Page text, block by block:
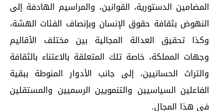
المضامين الدستورية، القوانين، والمراسيم الهادفة إلى
النهوض بثقافة حقوق الإنسان وبإنصاف الفئات الهشة،
وكذا تحقيق العدالة المجالية بين مختلف الأقاليم
وجهات المملكة، خاصة تلك المتعلقة بالاعتناء بالثقافة
والتراث الحسانيين، إلى جانب الأدوار المنوطة ببقية
الفاعلين السياسيين والتنمويين الرسميين والمستقلين
في هذا المجال.